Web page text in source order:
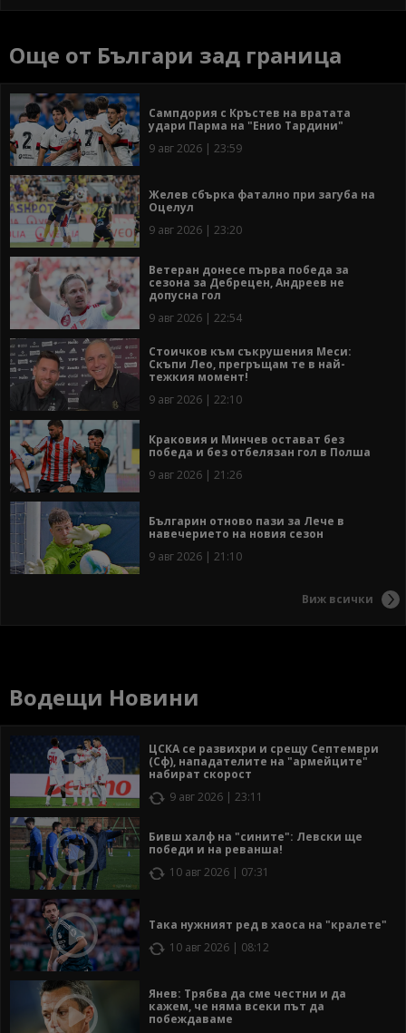
Още от Българи зад граница
Сампдория с Кръстев на вратата
удари Парма на "Енио Тардини"
9 авг 2026 | 23:59
Желев сбърка фатално при загуба на
Оцелул
9 авг 2026 | 23:20
Ветеран донесе първа победа за
сезона за Дебрецен, Андреев не
допусна гол
9 авг 2026 | 22:54
Стоичков към съкрушения Меси:
Скъпи Лео, прегръщам те в най-
тежкия момент!
9 авг 2026 | 22:10
Краковия и Минчев остават без
победа и без отбелязан гол в Полша
9 авг 2026 | 21:26
Българин отново пази за Лече в
навечерието на новия сезон
9 авг 2026 | 21:10
Виж всички
Водещи Новини
ЦСКА се развихри и срещу Септември
(Сф), нападателите на "армейците"
набират скорост
9 авг 2026 | 23:11
Бивш халф на "сините": Левски ще
победи и на реванша!
10 авг 2026 | 07:31
Така нужният ред в хаоса на "кралете"
10 авг 2026 | 08:12
Янев: Трябва да сме честни и да
кажем, че няма всеки път да
побеждаваме